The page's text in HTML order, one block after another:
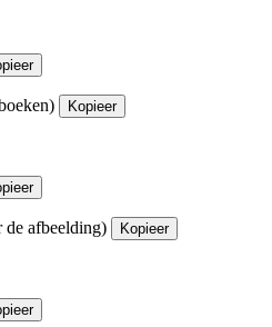
Kopieer
de afbeelding) Kopieer